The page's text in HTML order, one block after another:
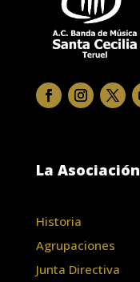
La Asociación
Historia
Agrupaciones
Junta Directiva